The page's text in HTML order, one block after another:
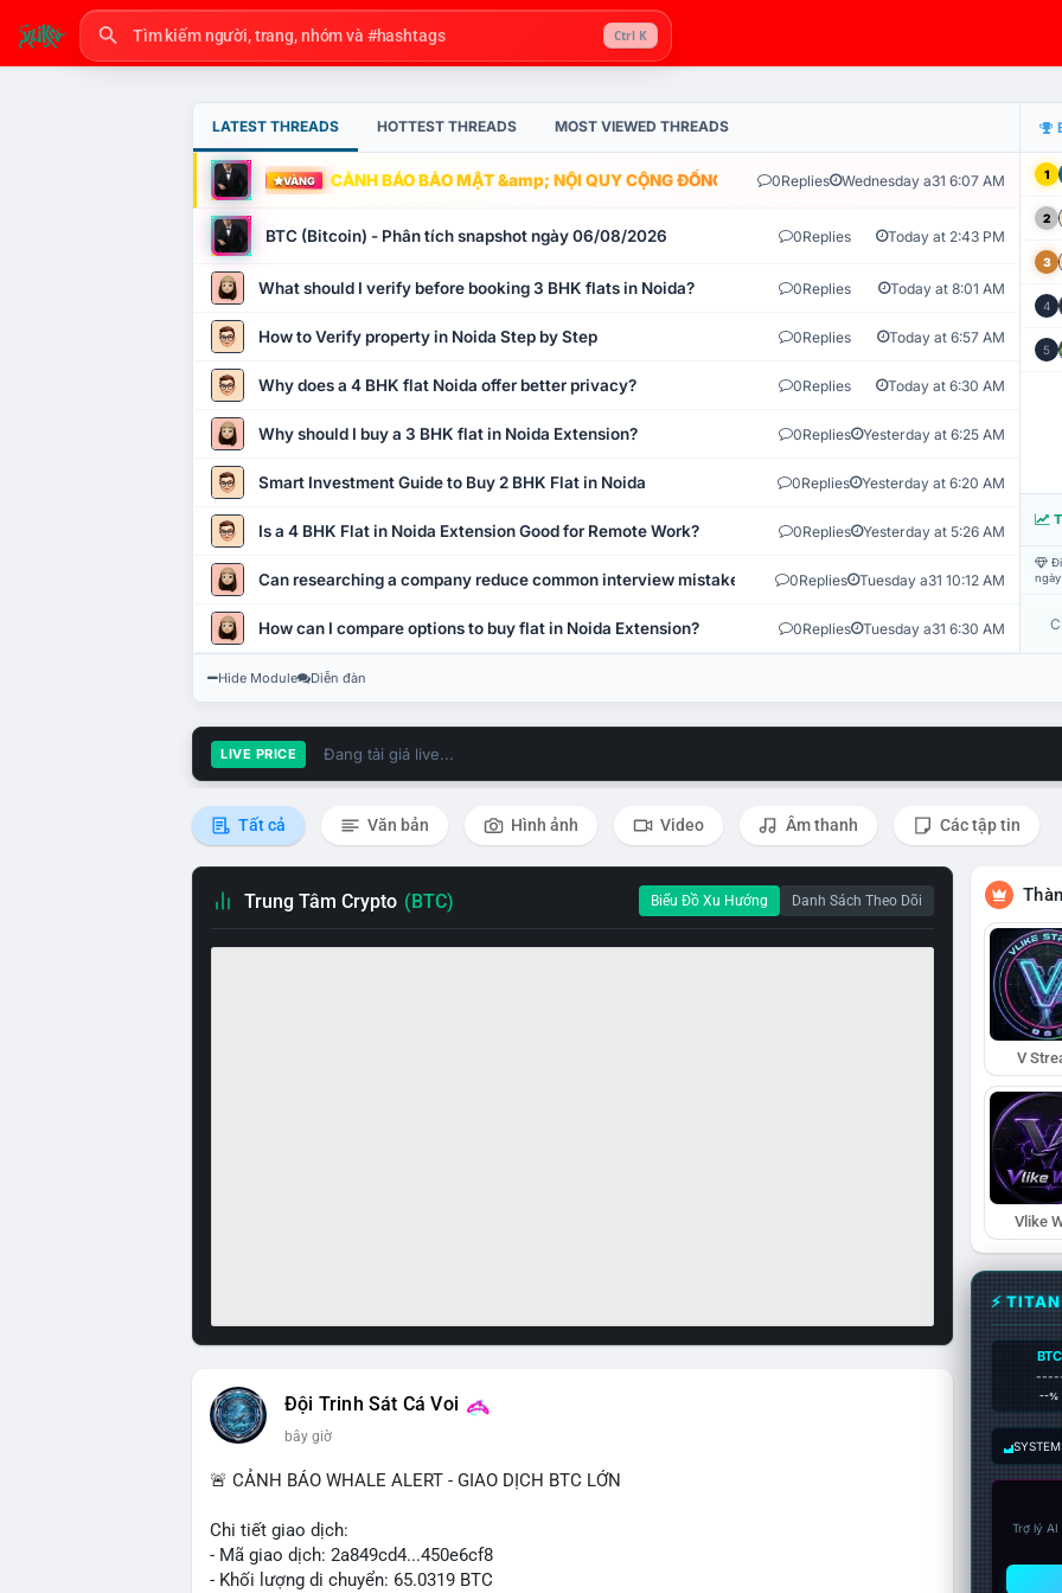
Ctrl K
LATEST THREADS HOTTEST THREADS MOST VIEWED THREADS
VÀNG CẢNH BÁO BẢO MẬT &amp; NỘI QUY CỘNG ĐỒNG VLIKE.VN: HỆ THỐNG GIÁM SÁT TỰ
0Replies Wednesday a31 6:07 AM
BTC (Bitcoin) - Phân tích snapshot ngày 06/08/2026 0Replies Today at 2:43 PM
What should I verify before booking 3 BHK flats in Noida? 0Replies Today at 8:01 AM
How to Verify property in Noida Step by Step 0Replies Today at 6:57 AM
Why does a 4 BHK flat Noida offer better privacy? 0Replies Today at 6:30 AM
Why should I buy a 3 BHK flat in Noida Extension? 0Replies Yesterday at 6:25 AM
Smart Investment Guide to Buy 2 BHK Flat in Noida 0Replies Yesterday at 6:20 AM
Is a 4 BHK Flat in Noida Extension Good for Remote Work? 0Replies Yesterday at 5:26 AM
Can researching a company reduce common interview mistakes? 0Replies Tuesday a31 10:12 AM
How can I compare options to buy flat in Noida Extension? 0Replies Tuesday a31 6:30 AM
1
2
3
4
5
Hide Module Diễn đàn
LIVE PRICE Đang tải giá live...
Tất cả Văn bản Hình ảnh Video Âm thanh Các tập tin
Trung Tâm Crypto (BTC) Biểu Đồ Xu Hướng Danh Sách Theo Dõi
Đội Trinh Sát Cá Voi
bây giờ
🚨 CẢNH BÁO WHALE ALERT - GIAO DỊCH BTC LỚN
Chi tiết giao dịch:
- Mã giao dịch: 2a849cd4...450e6cf8
- Khối lượng di chuyển: 65.0319 BTC
V
Vlike
⚡
BTC
--%
Trợ lý